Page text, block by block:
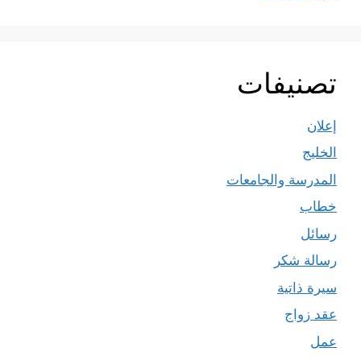
تصنيفات
إعلان
الخليج
المدرسة والجامعات
خطاب
رسائل
رسالة شكر
سيرة ذاتية
عقد زواج
عمل